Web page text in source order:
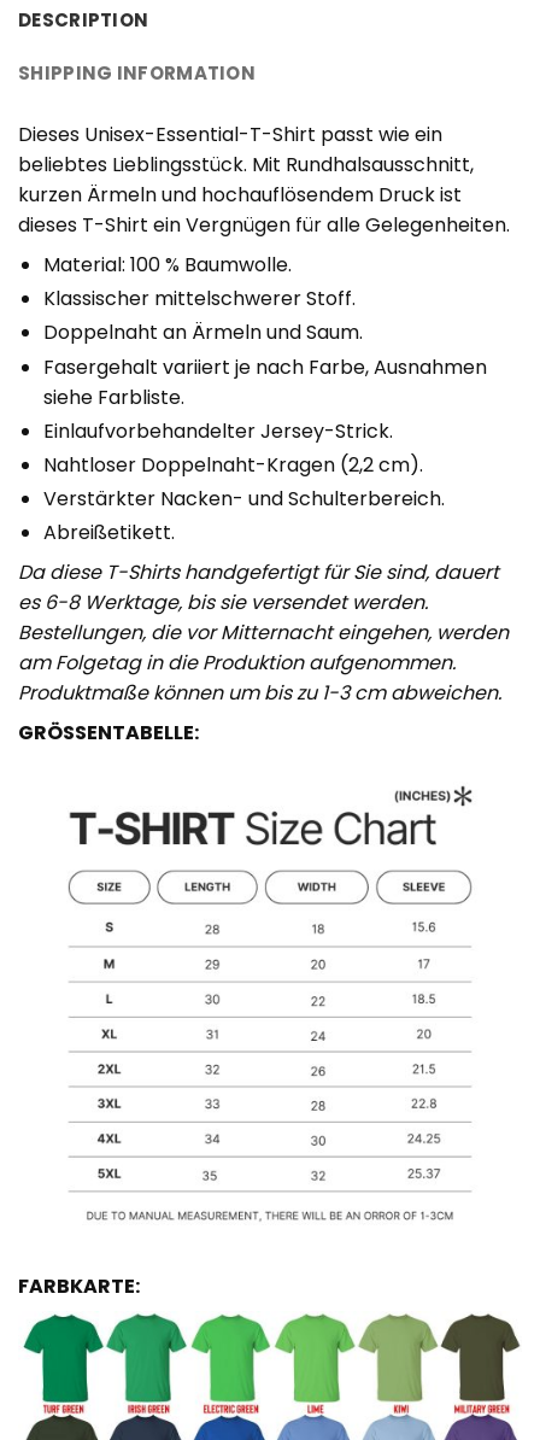
DESCRIPTION
SHIPPING INFORMATION
Dieses Unisex-Essential-T-Shirt passt wie ein
beliebtes Lieblingsstück. Mit Rundhalsausschnitt,
kurzen Ärmeln und hochauflösendem Druck ist
dieses T-Shirt ein Vergnügen für alle Gelegenheiten.
Material: 100 % Baumwolle.
Klassischer mittelschwerer Stoff.
Doppelnaht an Ärmeln und Saum.
Fasergehalt variiert je nach Farbe, Ausnahmen
siehe Farbliste.
Einlaufvorbehandelter Jersey-Strick.
Nahtloser Doppelnaht-Kragen (2,2 cm).
Verstärkter Nacken- und Schulterbereich.
Abreißetikett.
Da diese T-Shirts handgefertigt für Sie sind, dauert
es 6-8 Werktage, bis sie versendet werden.
Bestellungen, die vor Mitternacht eingehen, werden
am Folgetag in die Produktion aufgenommen.
Produktmaße können um bis zu 1-3 cm abweichen.
GRÖSSENTABELLE:
FARBKARTE: